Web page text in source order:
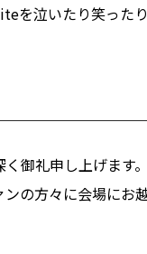
を泣いたり笑ったり
御礼申し上げます。
ンの方々に会場にお